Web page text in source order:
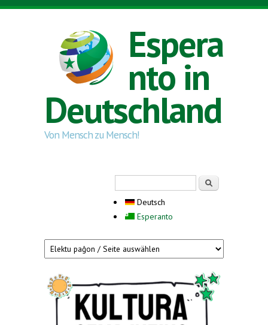
Direkt zum Inhalt
Espera
nto in
Deutschland
Von Mensch zu Mensch!
Deutsch
Esperanto